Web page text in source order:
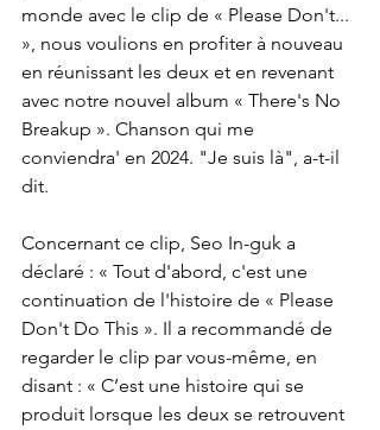
monde avec le clip de « Please Don't...
», nous voulions en profiter à nouveau
en réunissant les deux et en revenant
avec notre nouvel album « There's No
Breakup ». Chanson qui me
conviendra' en 2024. "Je suis là", a-t-il
dit.
Concernant ce clip, Seo In-guk a
déclaré : « Tout d'abord, c'est une
continuation de l'histoire de « Please
Don't Do This ». Il a recommandé de
regarder le clip par vous-même, en
disant : « C’est une histoire qui se
produit lorsque les deux se retrouvent